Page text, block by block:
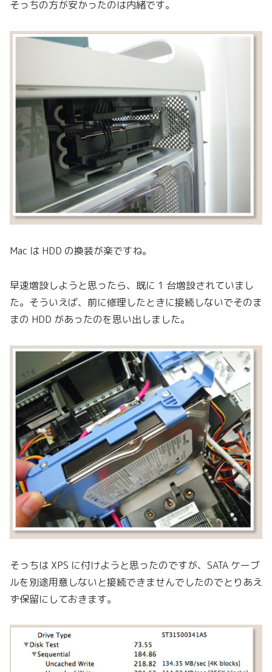
そっちの方が安かったのは内緒です。
Mac は HDD の換装が楽ですね。
早速増設しようと思ったら、既に 1 台増設されていまし
た。そういえば、前に修理したときに接続しないでそのま
まの HDD があったのを思い出しました。
そっちは XPS に付けようと思ったのですが、SATA ケーブ
ルを別途用意しないと接続できませんでしたのでとりあえ
ず保留にしておきます。